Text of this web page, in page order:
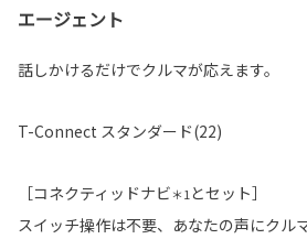
エージェント
話しかけるだけでクルマが応えます。
T-Connect スタンダード(22)
［コネクティッドナビ＊1とセット］
スイッチ操作は不要、あなたの声にクル